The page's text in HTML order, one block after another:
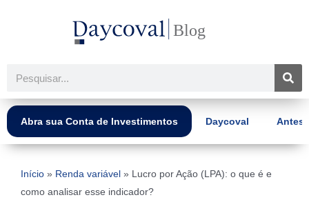
Pesquisar
Abra sua Conta de Investimentos Daycoval Antes
Início » Renda variável » Lucro por Ação (LPA): o que é e
como analisar esse indicador?